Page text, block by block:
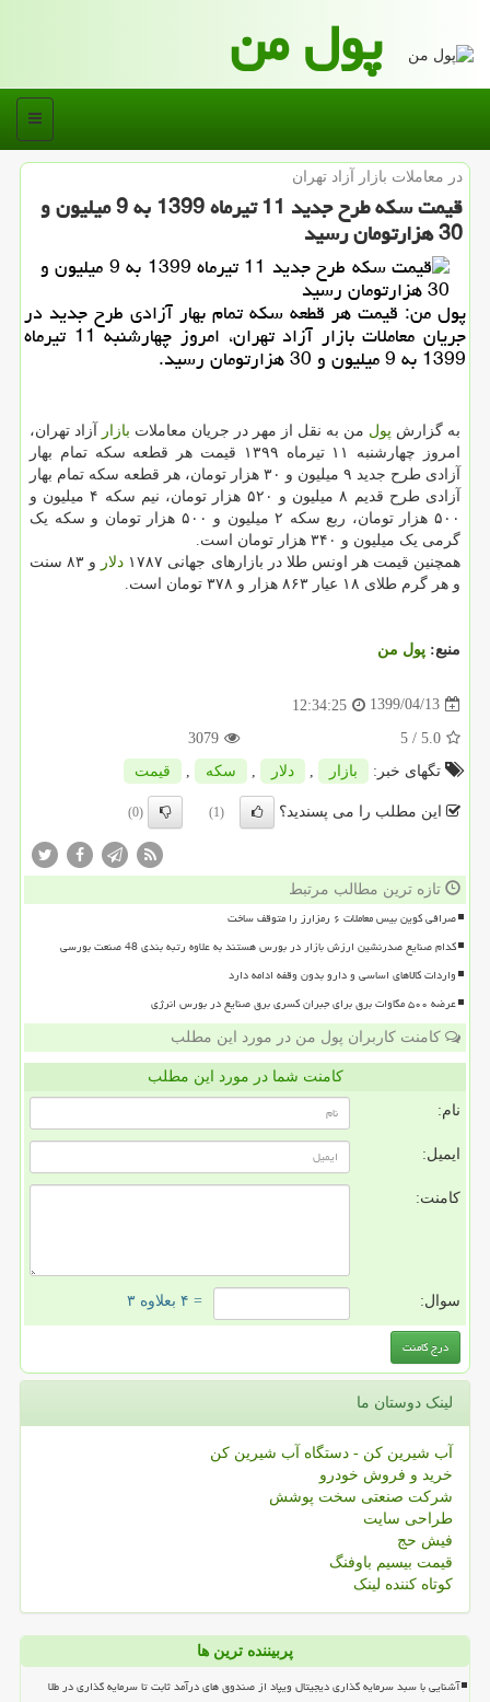
پول من
منو
در معاملات بازار آزاد تهران
قیمت سكه طرح جدید 11 تیرماه 1399 به 9 میلیون و
30 هزارتومان رسید
پول من: قیمت هر قطعه سكه تمام بهار آزادی طرح جدید در
جریان معاملات بازار آزاد تهران، امروز چهارشنبه 11 تیرماه
1399 به 9 میلیون و 30 هزارتومان رسید.
به گزارش پول من به نقل از مهر در جریان معاملات بازار
آزاد تهران،
امروز چهارشنبه ۱۱ تیرماه ۱۳۹۹ قیمت هر قطعه سکه تمام بهار
آزادی طرح جدید ۹ میلیون و ۳۰ هزار تومان، هر قطعه سکه تمام بهار
آزادی طرح قدیم ۸ میلیون و ۵۲۰ هزار تومان، نیم سکه ۴ میلیون و
۵۰۰ هزار تومان، ربع سکه ۲ میلیون و ۵۰۰ هزار تومان و سکه یک
گرمی یک میلیون و ۳۴۰ هزار تومان است.
همچنین قیمت هر اونس طلا در بازارهای جهانی ۱۷۸۷
دلار
و ۸۳ سنت
و هر گرم طلای ۱۸ عیار ۸۶۳ هزار و ۳۷۸ تومان است.
منبع: پول من
1399/04/13
12:34:25
5.0
/ 5
3079
تگهای خبر:
بازار دلار سكه قیمت
این مطلب را می پسندید؟ (1)
(0)
تازه ترین مطالب مرتبط
صرافی کوین بیس معاملات ۶ رمزارز را متوقف ساخت
کدام صنایع صدرنشین ارزش بازار در بورس هستند به علاوه رتبه بندی 48 صنعت بورسی
واردات کالاهای اساسی و دارو بدون وقفه ادامه دارد
عرضه ۵۰۰ مگاوات برق برای جبران کسری برق صنایع در بورس انرژی
کامنت کاربران پول من در مورد این مطلب
کامنت شما در مورد این مطلب
نام:
ایمیل:
کامنت:
سوال: = ۴ بعلاوه ۳
لینک دوستان ما
آب شیرین کن - دستگاه آب شیرین کن
خرید و فروش خودرو
شرکت صنعتی سخت پوشش
طراحی سایت
فیش حج
قیمت بیسیم باوفنگ
کوتاه کننده لینک
پربیننده ترین ها
آشنایی با سبد سرمایه گذاری دیجیتال ویپاد از صندوق های درآمد ثابت تا سرمایه گذاری در طلا